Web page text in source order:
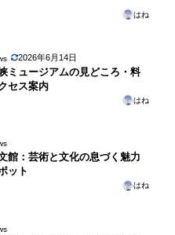
はね
2026年6月14日
ミュージアムの見どころ・料
セス案内
はね
館：芸術と文化の息づく魅力
ット
はね